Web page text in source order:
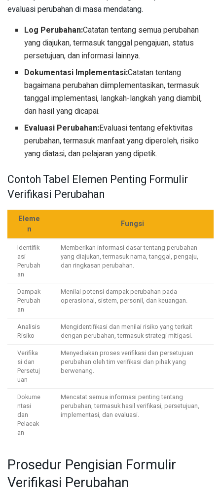
evaluasi perubahan di masa mendatang.
Log Perubahan:Catatan tentang semua perubahan
yang diajukan, termasuk tanggal pengajuan, status
persetujuan, dan informasi lainnya.
Dokumentasi Implementasi:Catatan tentang
bagaimana perubahan diimplementasikan, termasuk
tanggal implementasi, langkah-langkah yang diambil,
dan hasil yang dicapai.
Evaluasi Perubahan:Evaluasi tentang efektivitas
perubahan, termasuk manfaat yang diperoleh, risiko
yang diatasi, dan pelajaran yang dipetik.
Contoh Tabel Elemen Penting Formulir
Verifikasi Perubahan
Eleme
n
Fungsi
Identifik
asi
Perubah
an
Memberikan informasi dasar tentang perubahan
yang diajukan, termasuk nama, tanggal, pengaju,
dan ringkasan perubahan.
Dampak
Perubah
an
Menilai potensi dampak perubahan pada
operasional, sistem, personil, dan keuangan.
Analisis
Risiko
Mengidentifikasi dan menilai risiko yang terkait
dengan perubahan, termasuk strategi mitigasi.
Verifika
si dan
Persetuj
uan
Menyediakan proses verifikasi dan persetujuan
perubahan oleh tim verifikasi dan pihak yang
berwenang.
Dokume
ntasi
dan
Pelacak
an
Mencatat semua informasi penting tentang
perubahan, termasuk hasil verifikasi, persetujuan,
implementasi, dan evaluasi.
Prosedur Pengisian Formulir
Verifikasi Perubahan